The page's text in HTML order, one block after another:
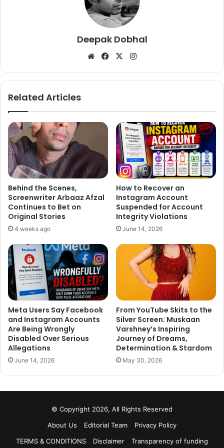
अब शादी के बाद दोनों फॅमिली के साथ टाइम बिता रहे हैं, अब हाल ही में दीपिका ने
रमजान की तस्वीर शेयर की जिसमे वो काफी खुश दिखाई दे रही है वो शोहेब के पुरे
दीपिका ने शोएब से शादी के लिए अपना धर्म बदला लिया था जिसके बाद इसको
लेकर सोशल मीडिया पर उनकी काफी आलोचना भी हुई थी, क्यूंकि शादी के बाद
दीपिका कक्कड़ ने अपना नाम फैजा रख लिया था. बाद में एक इंटरव्यू में दीपिका ने
कहा था, उन्हें अपने फैसले पर गर्व है, इस फैसले में मेरा परिवार मेरे साथ है.
Deepak Dobhal
We
te
Fa
bo
X
ra
Related Articles
Behind the Scenes,
Screenwriter Arbaaz Afzal
Continues to Bet on
Original Stories
4 weeks ago
How to Recover an
Instagram Account
Suspended for Account
Integrity Violations
June 14, 2026
Meta Users Say Facebook
and Instagram Accounts
Are Being Wrongly
Disabled Over Serious
Allegations
June 14, 2026
From YouTube Skits to the
Silver Screen: Muskaan
Varshney’s Inspiring
Journey of Dreams,
Determination & Stardom
May 30, 2026
© Copyright 2026, All Rights Reserved
About Us
Editorial Team
Privacy Policy
TERMS & CONDITIONS
Disclaimer Transparency of funding